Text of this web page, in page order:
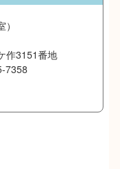
作3151番地
7358